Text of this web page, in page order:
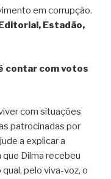
em corrupção.
Estadão,
contar com votos
com situações
patrocinadas por
a explicar a
Dilma recebeu
pelo viva-voz, o